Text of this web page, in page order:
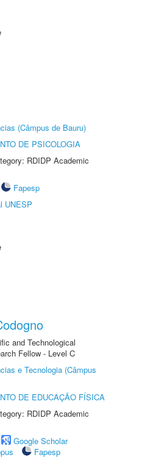
(Câmpus de Bauru)
DE PSICOLOGIA
RDIDP Academic
Fapesp
UNESP
and Technological
Fellow - Level C
e Tecnologia (Câmpus
DE EDUCAÇÃO FÍSICA
RDIDP Academic
Google Scholar
Fapesp